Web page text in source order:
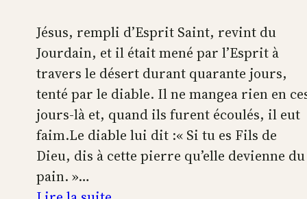
Jésus, rempli d’Esprit Saint, revint du
Jourdain, et il était mené par l’Esprit à
travers le désert durant quarante jours,
tenté par le diable. Il ne mangea rien en
jours-là et, quand ils furent écoulés, il eut
faim.Le diable lui dit :« Si tu es Fils de
Dieu, dis à cette pierre qu’elle devienne du
pain. »…